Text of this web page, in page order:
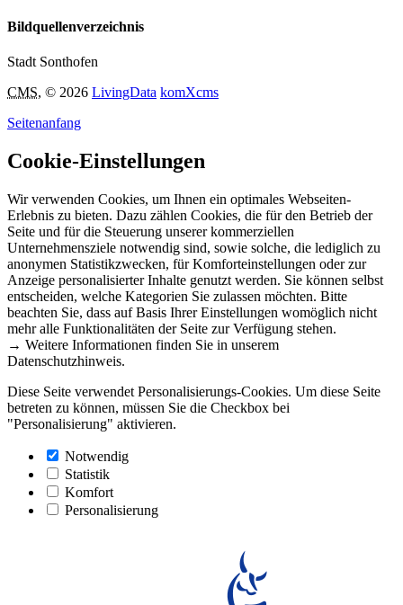
Bildquellenverzeichnis
Stadt Sonthofen
CMS, © 2026 LivingData komXcms
Seitenanfang
Cookie-Einstellungen
Wir verwenden Cookies, um Ihnen ein optimales Webseiten-
Erlebnis zu bieten. Dazu zählen Cookies, die für den Betrieb der
Seite und für die Steuerung unserer kommerziellen
Unternehmensziele notwendig sind, sowie solche, die lediglich zu
anonymen Statistikzwecken, für Komforteinstellungen oder zur
Anzeige personalisierter Inhalte genutzt werden. Sie können selbst
entscheiden, welche Kategorien Sie zulassen möchten. Bitte
beachten Sie, dass auf Basis Ihrer Einstellungen womöglich nicht
mehr alle Funktionalitäten der Seite zur Verfügung stehen.
→ Weitere Informationen finden Sie in unserem
Datenschutzhinweis.
Diese Seite verwendet Personalisierungs-Cookies. Um diese Seite
betreten zu können, müssen Sie die Checkbox bei
"Personalisierung" aktivieren.
Notwendig
Statistik
Komfort
Personalisierung